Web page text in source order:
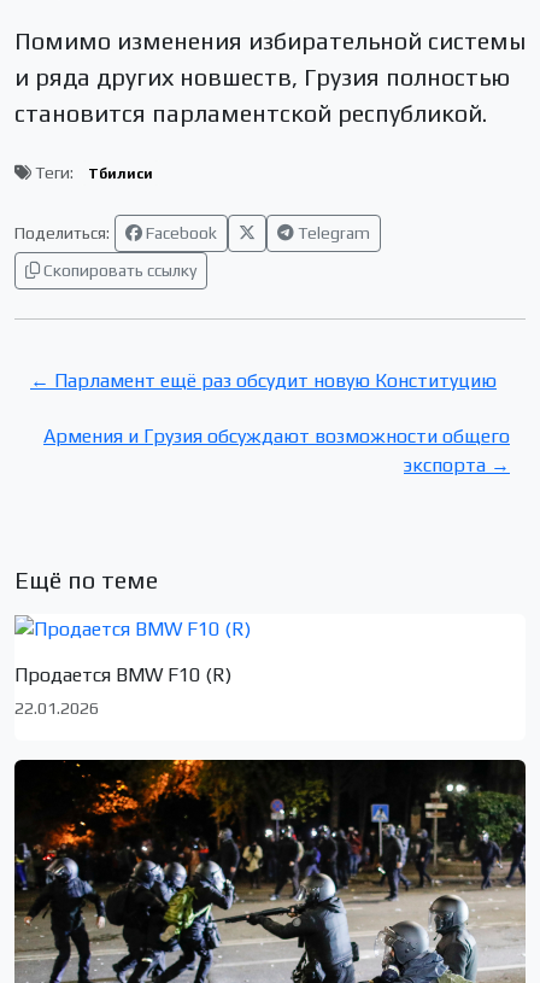
Помимо изменения избирательной системы
и ряда других новшеств, Грузия полностью
становится парламентской республикой.
Теги: Тбилиси
Поделиться: Facebook
Telegram
Скопировать ссылку
← Парламент ещё раз обсудит новую Конституцию
Армения и Грузия обсуждают возможности общего
экспорта →
Ещё по теме
Продается BMW F10 (R)
22.01.2026